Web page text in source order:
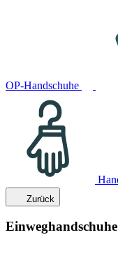
OP-Handschuhe
Zurück